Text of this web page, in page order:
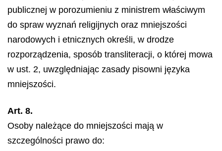
publicznej w porozumieniu z ministrem właściwym
do spraw wyznań religijnych oraz mniejszości
narodowych i etnicznych określi, w drodze
rozporządzenia, sposób transliteracji, o której mowa
w ust. 2, uwzględniając zasady pisowni języka
mniejszości.
Art. 8.
Osoby należące do mniejszości mają w
szczególności prawo do: